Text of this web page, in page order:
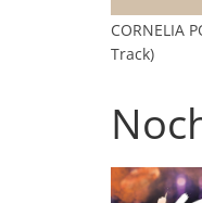
CORNELIA
Track)